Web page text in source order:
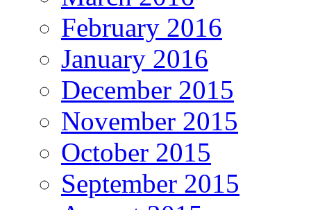
February 2016
January 2016
December 2015
November 2015
October 2015
September 2015